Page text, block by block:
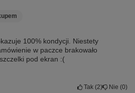
się:
do baterii
uszczelka pod ekran
które zawierają:
100% kondycji. Niestety
w paczce brakowało
pod ekran :(
Tak 2 Nie 0